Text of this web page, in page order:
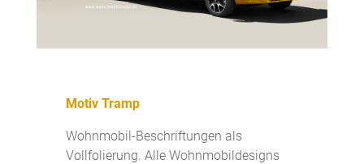
Motiv Tramp
Wohnmobil-Beschriftungen als
Vollfolierung. Alle Wohnmobildesigns